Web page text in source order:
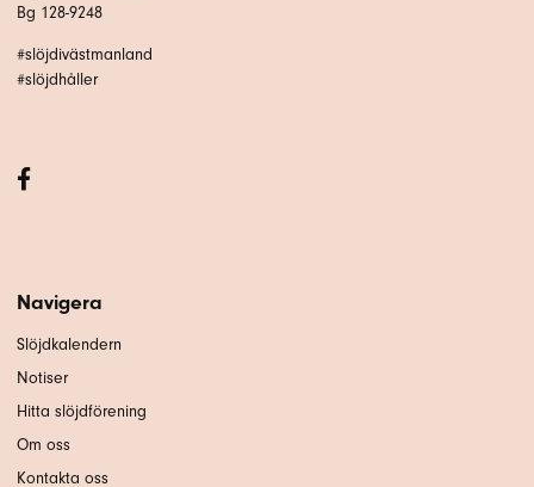
Bg 128-9248
#slöjdivästmanland
#slöjdhåller
Navigera
Slöjdkalendern
Notiser
Hitta slöjdförening
Om oss
Kontakta oss